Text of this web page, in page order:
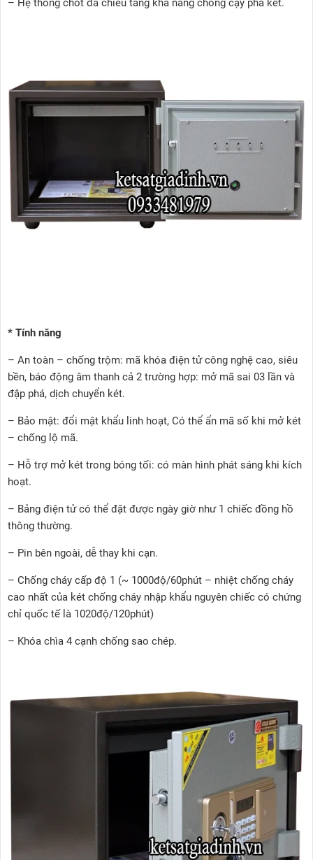
– Hệ thống chốt đa chiều tăng khả năng chống cạy phá két.
* Tính năng
– An toàn – chống trộm: mã khóa điện tử công nghệ cao, siêu
bền, báo động âm thanh cả 2 trường hợp: mở mã sai 03 lần và
đập phá, dịch chuyển két.
– Bảo mật: đổi mật khẩu linh hoạt, Có thể ẩn mã số khi mở két
– chống lộ mã.
– Hỗ trợ mở két trong bóng tối: có màn hình phát sáng khi kích
hoạt.
– Bảng điện tử có thể đặt được ngày giờ như 1 chiếc đồng hồ
thông thường.
– Pin bên ngoài, dễ thay khi cạn.
– Chống cháy cấp độ 1 (~ 1000độ/60phút – nhiệt chống cháy
cao nhất của két chống cháy nhập khẩu nguyên chiếc có chứng
chỉ quốc tế là 1020độ/120phút)
– Khóa chìa 4 cạnh chống sao chép.